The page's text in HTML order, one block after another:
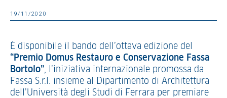
19/11/2020
È disponibile il bando dell’ottava edizione del
“Premio Domus Restauro e Conservazione Fassa
Bortolo”, l’iniziativa internazionale promossa da
Fassa S.r.l. insieme al Dipartimento di Architettura
dell’Università degli Studi di Ferrara per premiare